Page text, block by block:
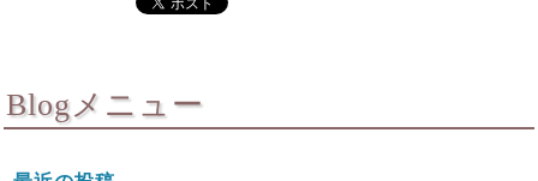
Blogメニュー